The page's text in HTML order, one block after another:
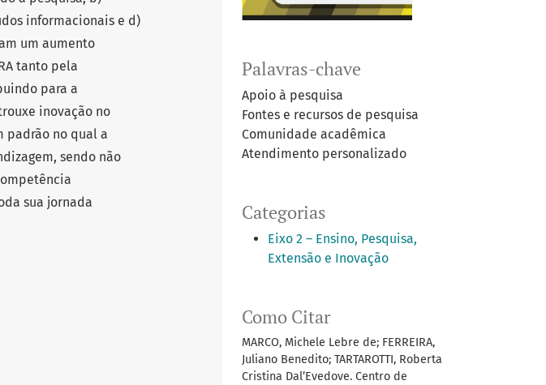
Palavras-chave
Apoio à pesquisa
Fontes e recursos de pesquisa
Comunidade acadêmica
Atendimento personalizado
Categorias
Eixo 2 – Ensino, Pesquisa,
Extensão e Inovação
Como Citar
MARCO, Michele Lebre de; FERREIRA,
Juliano Benedito; TARTAROTTI, Roberta
Cristina Dal’Evedove. Centro de
informacionais e d)
um aumento
tanto pela
para a
inovação no
no qual a
sendo não
sua jornada